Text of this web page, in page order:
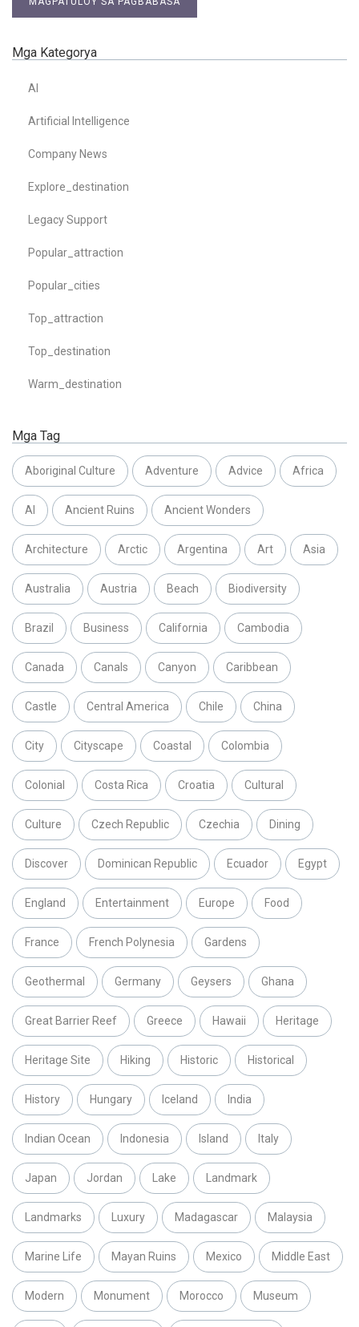
Mga Kategorya
AI
Artificial Intelligence
Company News
Explore_destination
Legacy Support
Popular_attraction
Popular_cities
Top_attraction
Top_destination
Warm_destination
Mga Tag
Aboriginal Culture Adventure Advice Africa
AI Ancient Ruins Ancient Wonders
Architecture Arctic Argentina Art Asia
Australia Austria Beach Biodiversity
Brazil Business California Cambodia
Canada Canals Canyon Caribbean
Castle Central America Chile China
City Cityscape Coastal Colombia
Colonial Costa Rica Croatia Cultural
Culture Czech Republic Czechia Dining
Discover Dominican Republic Ecuador Egypt
England Entertainment Europe Food
France French Polynesia Gardens
Geothermal Germany Geysers Ghana
Great Barrier Reef Greece Hawaii Heritage
Heritage Site Hiking Historic Historical
History Hungary Iceland India
Indian Ocean Indonesia Island Italy
Japan Jordan Lake Landmark
Landmarks Luxury Madagascar Malaysia
Marine Life Mayan Ruins Mexico Middle East
Modern Monument Morocco Museum